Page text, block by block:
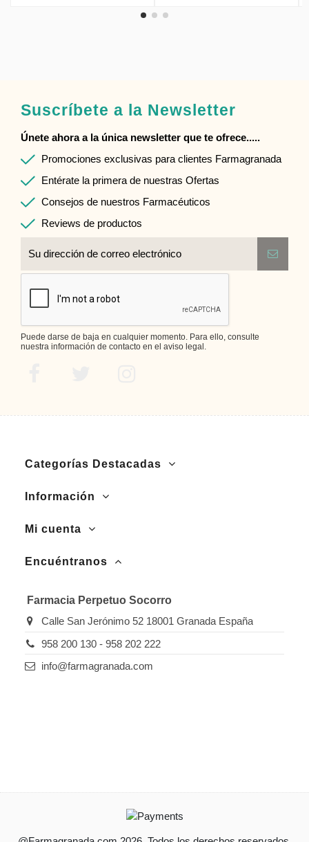
Suscríbete a la Newsletter
Únete ahora a la única newsletter que te ofrece.....
Promociones exclusivas para clientes Farmagranada
Entérate la primera de nuestras Ofertas
Consejos de nuestros Farmacéuticos
Reviews de productos
Puede darse de baja en cualquier momento. Para ello, consulte
nuestra información de contacto en el aviso legal.
Categorías Destacadas
Información
Mi cuenta
Encuéntranos
Farmacia Perpetuo Socorro
Calle San Jerónimo 52 18001 Granada España
958 200 130 - 958 202 222
info@farmagranada.com